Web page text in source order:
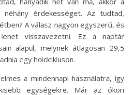
néhány érdekességet. Az tudtad,
A válasz nagyon egyszerű, és
lehet visszavezetni. Ez a naptár
alapul, melynek átlagosan 29,5
egy holdcikluson.
a mindennapi használatra, így
egységekre. Már az ókori